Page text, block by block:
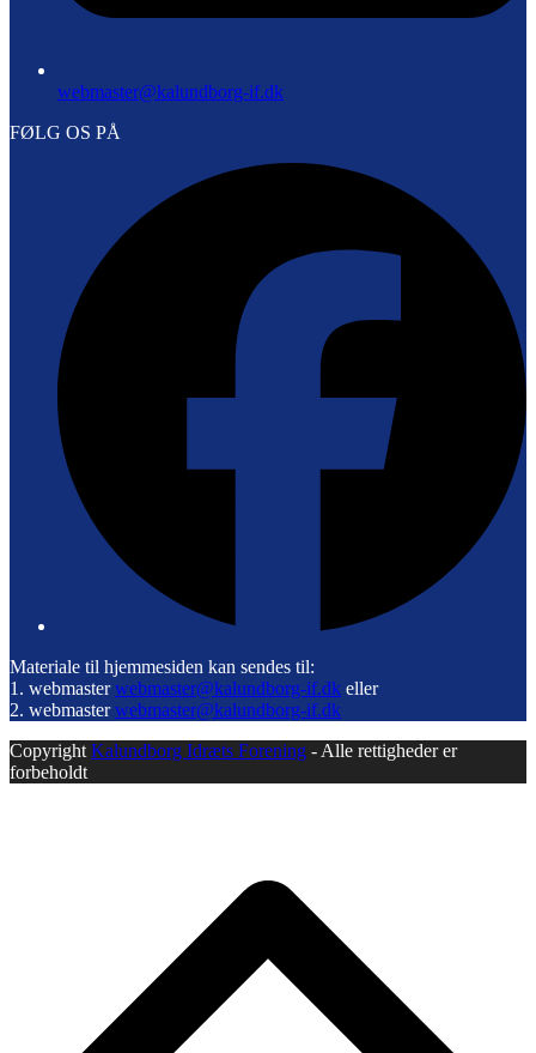
webmaster@kalundborg-if.dk
FØLG OS PÅ
Materiale til hjemmesiden kan sendes til:
1. webmasterwebmaster@kalundborg-if.dk eller
2. webmasterwebmaster@kalundborg-if.dk
Copyright Kalundborg Idræts Forening - Alle rettigheder er
forbeholdt